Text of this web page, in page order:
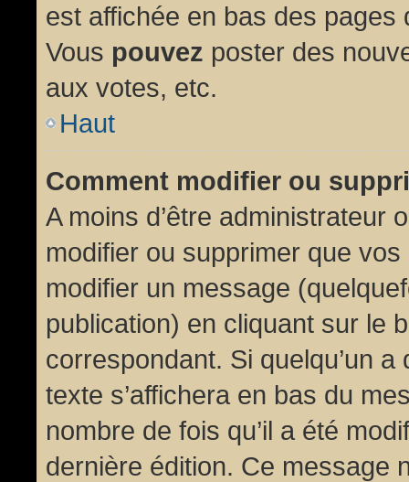
est affichée en bas des
Vous pouvez poster des
aux votes, etc.
Haut
Comment modifier ou
A moins d’être administrateur
modifier ou supprimer que
modifier un message
publication) en cliquant sur le
correspondant. Si quelqu’un
texte s’affichera en bas du
nombre de fois qu’il a été
dernière édition. Ce message